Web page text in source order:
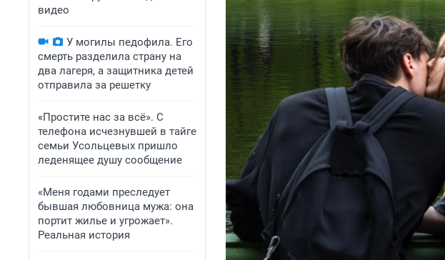
видео
У могилы педофила. Его
смерть разделила страну на
два лагеря, а защитника детей
отправила за решетку
«Простите нас за всё». С
телефона исчезнувшей в тайге
семьи Усольцевых пришло
леденящее душу сообщение
«Меня годами преследует
бывшая любовница мужа: она
портит жилье и угрожает».
Реальная история